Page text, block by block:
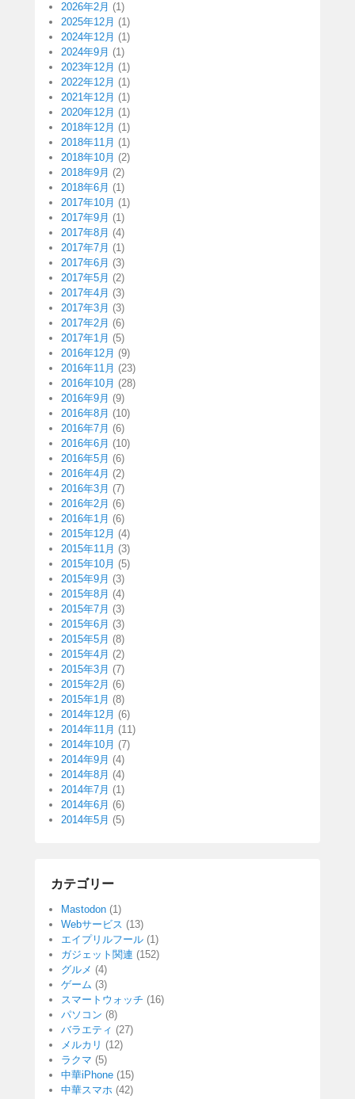
2026年2月 (1)
2025年12月 (1)
2024年12月 (1)
2024年9月 (1)
2023年12月 (1)
2022年12月 (1)
2021年12月 (1)
2020年12月 (1)
2018年12月 (1)
2018年11月 (1)
2018年10月 (2)
2018年9月 (2)
2018年6月 (1)
2017年10月 (1)
2017年9月 (1)
2017年8月 (4)
2017年7月 (1)
2017年6月 (3)
2017年5月 (2)
2017年4月 (3)
2017年3月 (3)
2017年2月 (6)
2017年1月 (5)
2016年12月 (9)
2016年11月 (23)
2016年10月 (28)
2016年9月 (9)
2016年8月 (10)
2016年7月 (6)
2016年6月 (10)
2016年5月 (6)
2016年4月 (2)
2016年3月 (7)
2016年2月 (6)
2016年1月 (6)
2015年12月 (4)
2015年11月 (3)
2015年10月 (5)
2015年9月 (3)
2015年8月 (4)
2015年7月 (3)
2015年6月 (3)
2015年5月 (8)
2015年4月 (2)
2015年3月 (7)
2015年2月 (6)
2015年1月 (8)
2014年12月 (6)
2014年11月 (11)
2014年10月 (7)
2014年9月 (4)
2014年8月 (4)
2014年7月 (1)
2014年6月 (6)
2014年5月 (5)
カテゴリー
Mastodon (1)
Webサービス (13)
エイプリルフール (1)
ガジェット関連 (152)
グルメ (4)
ゲーム (3)
スマートウォッチ (16)
パソコン (8)
バラエティ (27)
メルカリ (12)
ラクマ (5)
中華iPhone (15)
中華スマホ (42)